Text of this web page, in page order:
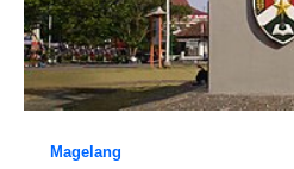
Magelang